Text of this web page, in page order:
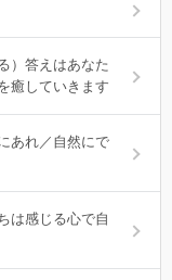
）答えはあなた
癒していきます
あれ／自然にで
は感じる心で自